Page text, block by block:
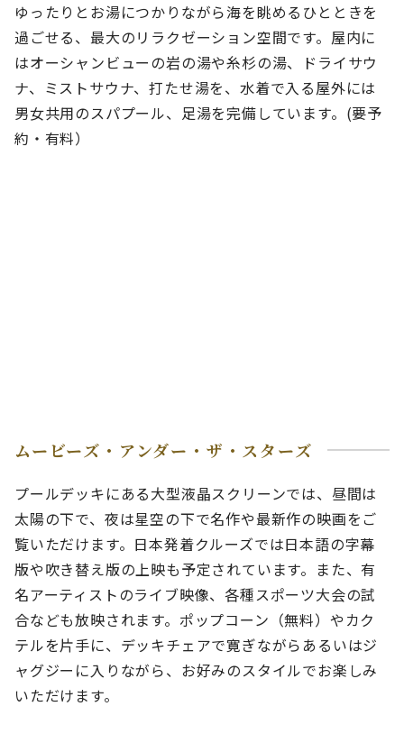
ゆったりとお湯につかりながら海を眺めるひとときを
過ごせる、最大のリラクゼーション空間です。屋内に
はオーシャンビューの岩の湯や糸杉の湯、ドライサウ
ナ、ミストサウナ、打たせ湯を、水着で入る屋外には
男女共用のスパプール、足湯を完備しています。(要予
約・有料）
ムービーズ・アンダー・ザ・スターズ
プールデッキにある大型液晶スクリーンでは、昼間は
太陽の下で、夜は星空の下で名作や最新作の映画をご
覧いただけます。日本発着クルーズでは日本語の字幕
版や吹き替え版の上映も予定されています。また、有
名アーティストのライブ映像、各種スポーツ大会の試
合なども放映されます。ポップコーン（無料）やカク
テルを片手に、デッキチェアで寛ぎながらあるいはジ
ャグジーに入りながら、お好みのスタイルでお楽しみ
いただけます。